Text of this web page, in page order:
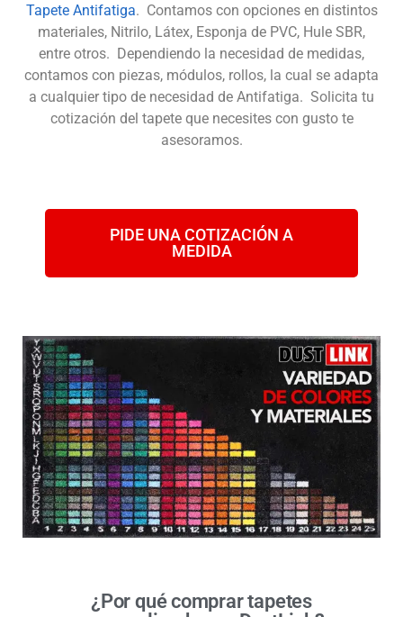
Tapete Antifatiga. Contamos con opciones en distintos
materiales, Nitrilo, Látex, Esponja de PVC, Hule SBR,
entre otros. Dependiendo la necesidad de medidas,
contamos con piezas, módulos, rollos, la cual se adapta
a cualquier tipo de necesidad de Antifatiga. Solicita tu
cotización del tapete que necesites con gusto te
asesoramos.
PIDE UNA COTIZACIÓN A
MEDIDA
¿Por qué comprar tapetes